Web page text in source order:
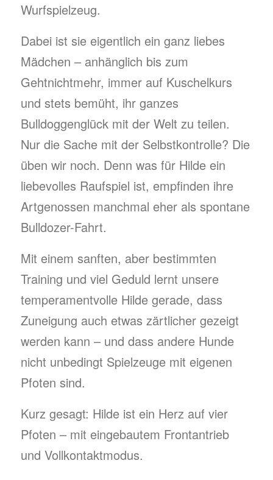
Wurfspielzeug.
Dabei ist sie eigentlich ein ganz liebes
Mädchen – anhänglich bis zum
Gehtnichtmehr, immer auf Kuschelkurs
und stets bemüht, ihr ganzes
Bulldoggenglück mit der Welt zu teilen.
Nur die Sache mit der Selbstkontrolle? Die
üben wir noch. Denn was für Hilde ein
liebevolles Raufspiel ist, empfinden ihre
Artgenossen manchmal eher als spontane
Bulldozer-Fahrt.
Mit einem sanften, aber bestimmten
Training und viel Geduld lernt unsere
temperamentvolle Hilde gerade, dass
Zuneigung auch etwas zärtlicher gezeigt
werden kann – und dass andere Hunde
nicht unbedingt Spielzeuge mit eigenen
Pfoten sind.
Kurz gesagt: Hilde ist ein Herz auf vier
Pfoten – mit eingebautem Frontantrieb
und Vollkontaktmodus.